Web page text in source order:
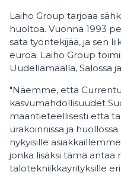
Laiho Group tarjoaa
huoltoa. Vuonna 1993
sata työntekijää, ja sen
euroa. Laiho Group
Uudellamaalla, Salossa
"Näemme, että
kasvumahdollisuudet
maantieteellisesti että
urakoinnissa ja
nykyisille
jonka lisäksi tämä antaa
talotekniikkayrityksille